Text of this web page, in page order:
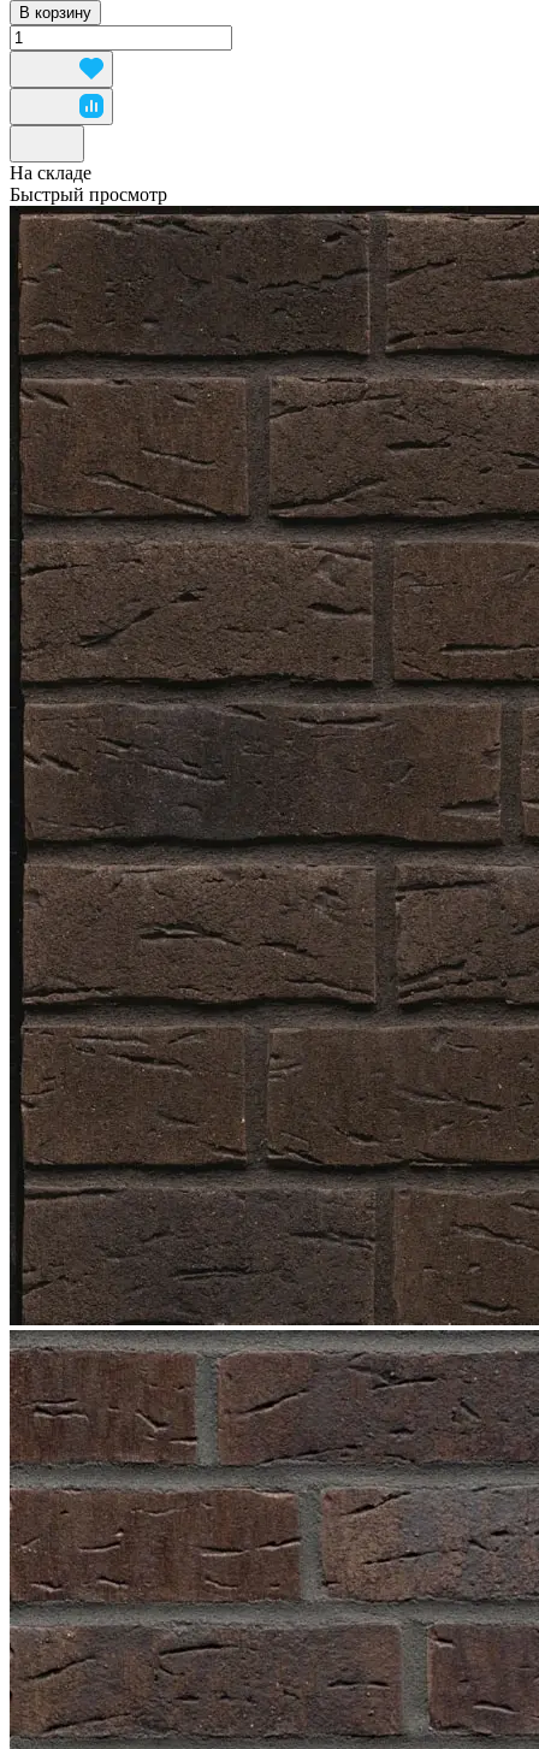
В корзину
На складе
Быстрый просмотр